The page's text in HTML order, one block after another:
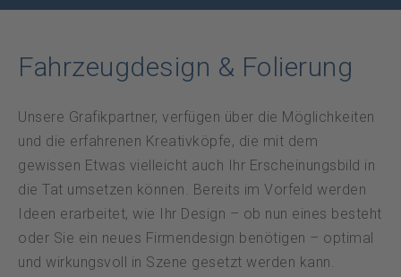
Notfall
Fahrzeugdesign & Folierung
Unsere Grafikpartner, verfügen über die Möglichkeiten
und die erfahrenen Kreativköpfe, die mit dem
gewissen Etwas vielleicht auch Ihr Erscheinungsbild in
die Tat umsetzen können. Bereits im Vorfeld werden
Ideen erarbeitet, wie Ihr Design – ob nun eines besteht
oder Sie ein neues Firmendesign benötigen – optimal
und wirkungsvoll in Szene gesetzt werden kann.